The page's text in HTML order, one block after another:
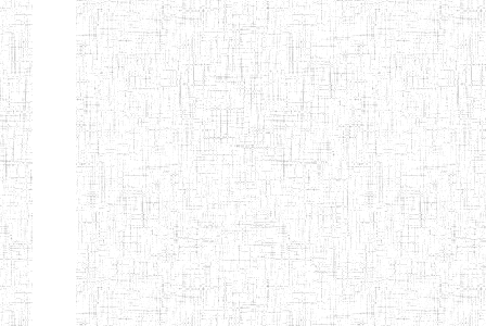
PTTC MBENGWI 06/08/1990 ENIEG
FULL GOSPEL
BTTC MBENGWI
02/10/1998 ENIEG
BAPTIST
TEACHERS
TRAINING
COLLEGE
08/08/1983 ENIEG